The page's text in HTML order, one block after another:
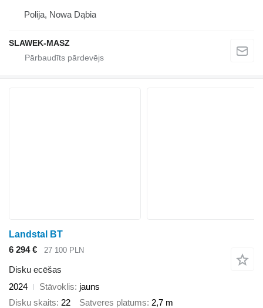
Polija, Nowa Dąbia
SLAWEK-MASZ
Landstal BT
6 294 €
27 100 PLN
Disku ecēšas
2024
Stāvoklis jauns
Disku skaits 22 Satveres platums 2,7 m